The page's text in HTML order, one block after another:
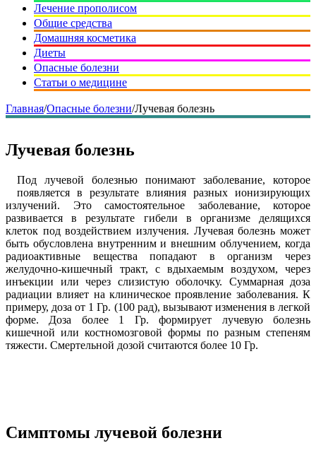
Лечение прополисом
Общие средства
Домашняя косметика
Диеты
Опасные болезни
Статьи о медицине
Главная/Опасные болезни/Лучевая болезнь
Лучевая болезнь
Под лучевой болезнью понимают заболевание, которое
появляется в результате влияния разных ионизирующих
излучений. Это самостоятельное заболевание, которое
развивается в результате гибели в организме делящихся
клеток под воздействием излучения. Лучевая болезнь может
быть обусловлена внутренним и внешним облучением, когда
радиоактивные вещества попадают в организм через
желудочно-кишечный тракт, с вдыхаемым воздухом, через
инъекции или через слизистую оболочку. Суммарная доза
радиации влияет на клиническое проявление заболевания. К
примеру, доза от 1 Гр. (100 рад), вызывают изменения в легкой
форме. Доза более 1 Гр. формирует лучевую болезнь
кишечной или костномозговой формы по разным степеням
тяжести. Смертельной дозой считаются более 10 Гр.
Симптомы лучевой болезни